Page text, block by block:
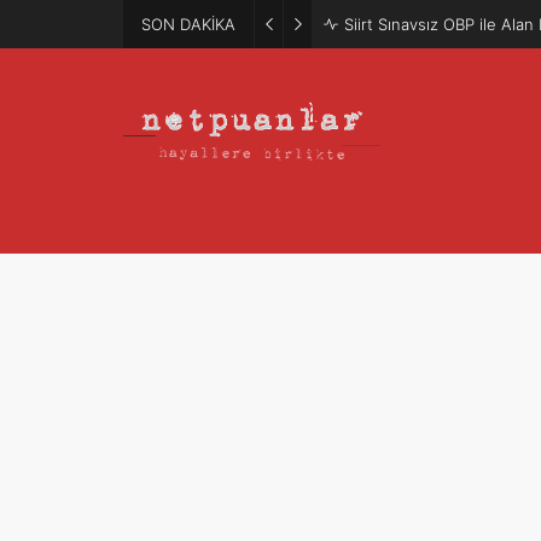
SON DAKİKA Mütercim Atama Puanları